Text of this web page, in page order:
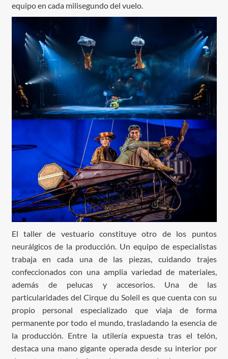
equipo en cada milisegundo del vuelo.
El taller de vestuario constituye otro de los puntos
neurálgicos de la producción. Un equipo de especialistas
trabaja en cada una de las piezas, cuidando trajes
confeccionados con una amplia variedad de materiales,
además de pelucas y accesorios. Una de las
particularidades del Cirque du Soleil es que cuenta con su
propio personal especializado que viaja de forma
permanente por todo el mundo, trasladando la esencia de
la producción. Entre la utilería expuesta tras el telón,
destaca una mano gigante operada desde su interior por